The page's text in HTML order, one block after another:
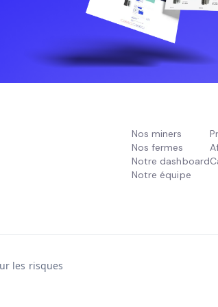
Nos miners
Nos fermes
Notre dashboard
Notre équipe
les risques